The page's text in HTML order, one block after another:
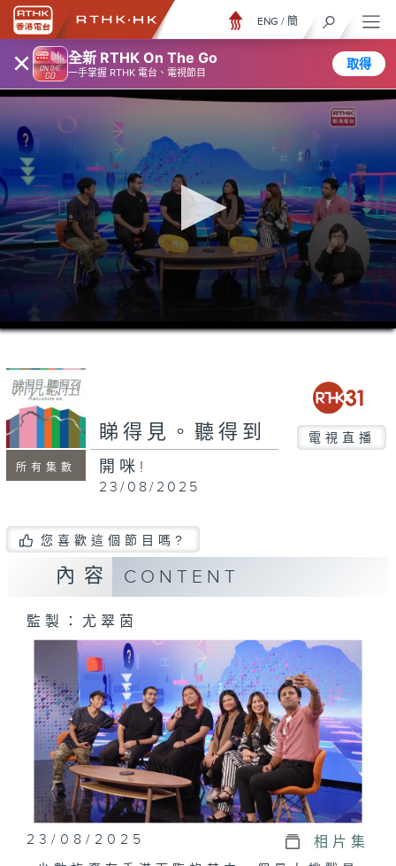
× 全新 RTHK On The Go
一手掌握 RTHK 電台、電視節目
取得
ENG / 簡
0
seconds
minutes,
seconds
所有集數
睇得見。聽得到 電視直播
開咪!
23/08/2025
您喜歡這個節目嗎?
內容 CONTENT
監製：尤翠茵
23/08/2025 相片集